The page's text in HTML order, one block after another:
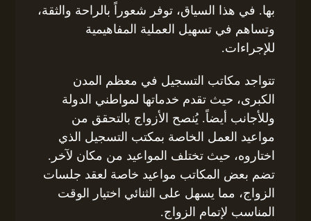
بها. في هذا السياق، توفر شعوراً بالراحة والثقة،
وتساهم في تسهيل العملية المفاهيمية
للإجراءات.
تتواجد مكاتب التسجيل في معظم المدن
الكبرى، حيث تقدم خدماتها لمواطني الدولة
وللأجانب أيضاً. يُنصح الأزواج بالتحقق من
مواعيد العمل الخاصة بمكتب التسجيل الذي
اختاروه، حيث تختلف المواعيد من مكان لآخر.
تضم بعض المكاتب مواعيد خاصة لعقد جلسات
الزواج، مما يسهل على الثنائي اختيار الوقت
المناسب لإتمام الزواج.